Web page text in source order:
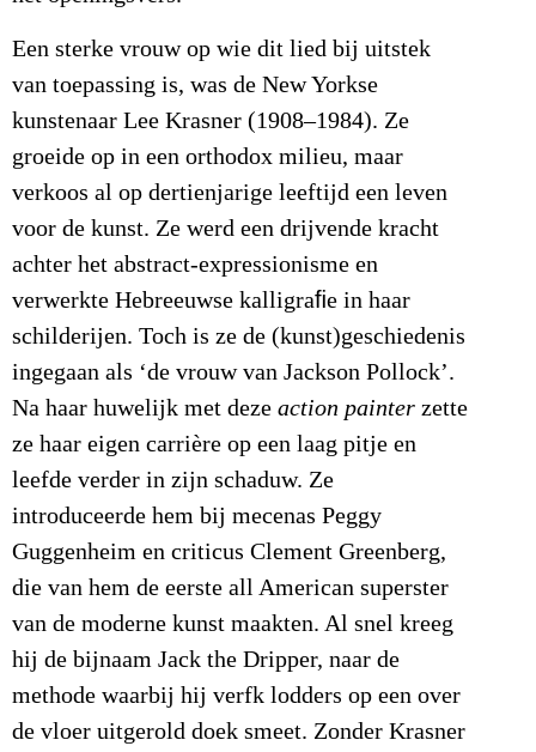
Een sterke vrouw op wie dit lied bij uitstek
van toepassing is, was de New Yorkse
kunstenaar Lee Krasner (1908–1984). Ze
groeide op in een orthodox milieu, maar
verkoos al op dertienjarige leeftijd een leven
voor de kunst. Ze werd een drijvende kracht
achter het abstract-expressionisme en
verwerkte Hebreeuwse kalligraﬁe in haar
schilderijen. Toch is ze de (kunst)geschiedenis
ingegaan als ‘de vrouw van Jackson Pollock’.
Na haar huwelijk met deze action painter zette
ze haar eigen carrière op een laag pitje en
leefde verder in zijn schaduw. Ze
introduceerde hem bij mecenas Peggy
Guggenheim en criticus Clement Greenberg,
die van hem de eerste all American superster
van de moderne kunst maakten. Al snel kreeg
hij de bijnaam Jack the Dripper, naar de
methode waarbij hij verfk lodders op een over
de vloer uitgerold doek smeet. Zonder Krasner